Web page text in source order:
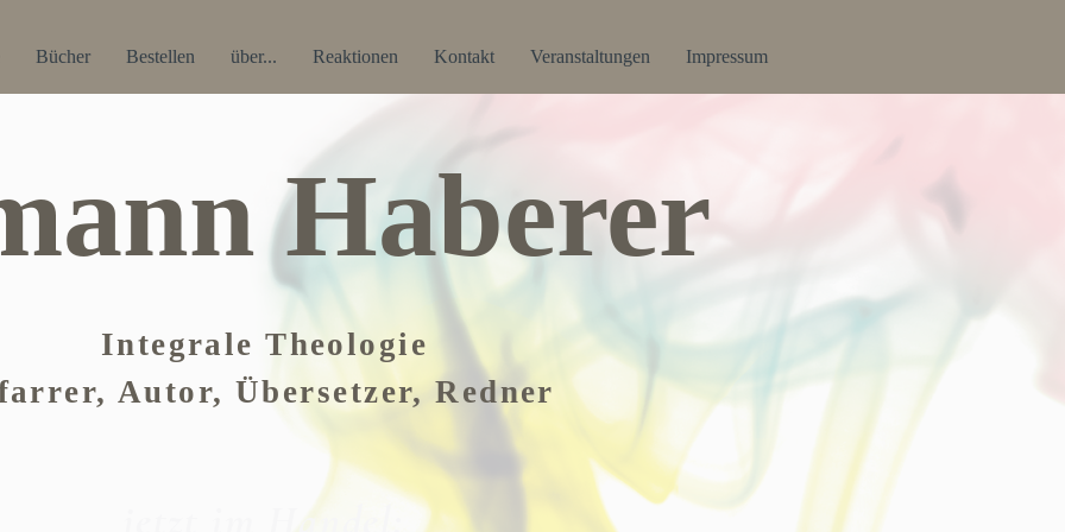
Bücher Bestellen über... Reaktionen Kontakt Veranstaltungen Impressum
Haberer
Integrale Theologie
Autor, Übersetzer, Redner
jetzt im Handel: